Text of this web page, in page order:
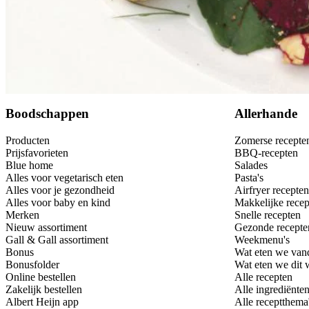
Boodschappen
Producten
Prijsfavorieten
Blue home
Alles voor vegetarisch eten
Alles voor je gezondheid
Alles voor baby en kind
Merken
Nieuw assortiment
Gall & Gall assortiment
Bonus
Bonusfolder
Online bestellen
Zakelijk bestellen
Albert Heijn app
Allerhande
Zomerse
BBQ-recepten
Salades
Pasta's
Airfryer recepten
Makkelijke
Snelle recepten
Gezonde
Weekmenu's
Wat eten we
Wat eten we dit
Alle recepten
Alle ingrediënten
Alle